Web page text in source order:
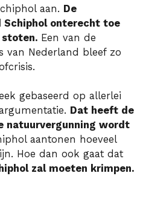
aan. De
Schiphol onterecht toe
Een van de
van Nederland bleef zo
gebaseerd op allerlei
Dat heeft de
natuurvergunning wordt
aantonen hoeveel
Hoe dan ook gaat dat
zal moeten krimpen.